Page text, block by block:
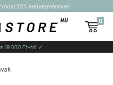
20% kedvezménnyel!

0
19 000 Ft-tól ✓